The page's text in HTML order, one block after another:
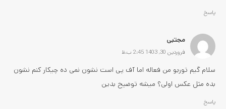
پاسخ
مجتبی
فروردین 30, 1403 2:45 ب.ظ
سلام گیم توربو من فعاله اما آف پی است نشون نمی ده چیکار کنم نشون
بده مثل عکس اولی؟ میشه توضیح بدین
پاسخ